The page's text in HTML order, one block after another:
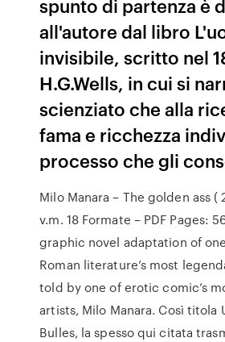
spunto di partenza è
all'autore dal libro
invisibile, scritto nel
H.G.Wells, in cui si
scienziato che alla
fama e ricchezza
processo che gli
Milo Manara – The golden ass (
v.m. 18 Formate – PDF Pages:
graphic novel adaptation of
Roman literature’s most
told by one of erotic comic’s
artists, Milo Manara. Così titola
Bulles, la spesso qui citata